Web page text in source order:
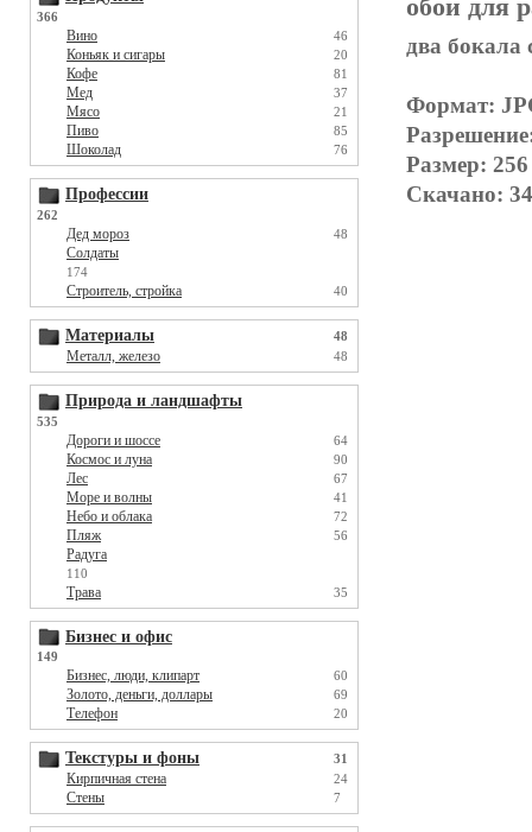
366
Вино 46
Коньяк и сигары 20
Кофе 81
Мед 37
Мясо 21
Пиво 85
Шоколад 76
Профессии
262
Дед мороз 48
Солдаты
174
Строитель, стройка 40
Материалы 48
Металл, железо 48
Природа и ландшафты
535
Дороги и шоссе 64
Космос и луна 90
Лес 67
Море и волны 41
Небо и облака 72
Пляж 56
Радуга
110
Трава 35
Бизнес и офис
149
Бизнес, люди, клипарт 60
Золото, деньги, доллары 69
Телефон 20
Текстуры и фоны 31
Кирпичная стена 24
Стены 7
обои для
два бокала
Формат:
Размер:
Скачано: